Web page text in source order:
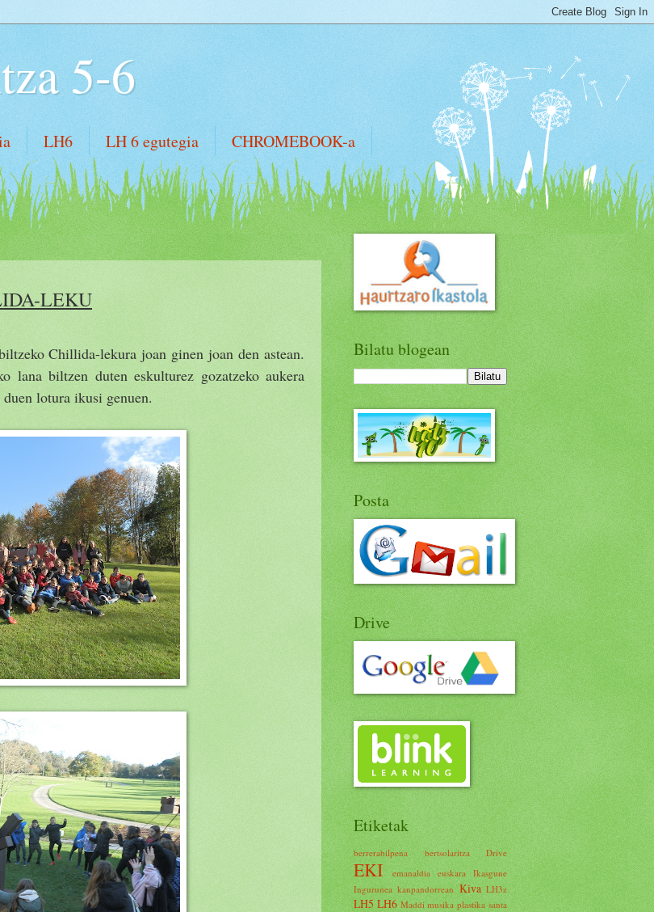
5-6
LH6 LH 6 egutegia CHROMEBOOK-a
LEKU
Chillida-lekura joan ginen joan den astean.
lana biltzen duten eskulturez gozatzeko aukera
lotura ikusi genuen.
Bilatu blogean
Posta
Drive
Etiketak
berrerabilpena bertsolaritza Drive
EKI emanaldia euskara Ikasgune
Ingurunea kanpandorrean Kiva LH3z
LH5 LH6 Maddi musika plastika santa